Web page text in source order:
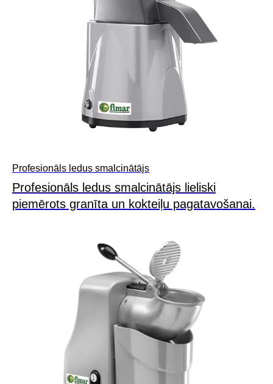
Profesionāls ledus smalcinātājs
Profesionāls ledus smalcinātājs lieliski
piemērots granīta un kokteiļu pagatavošanai.